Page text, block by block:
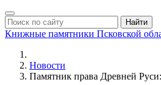
Найти
Книжные памятники Псковской
Новости
Памятник права Древней Руси: